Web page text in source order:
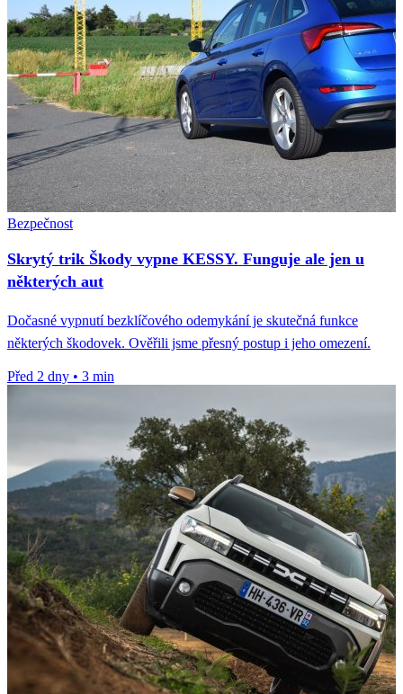
Bezpečnost
Skrytý trik Škody vypne KESSY. Funguje ale jen u
některých aut
Dočasné vypnutí bezklíčového odemykání je skutečná funkce
některých škodovek. Ověřili jsme přesný postup i jeho omezení.
Před 2 dny • 3 min